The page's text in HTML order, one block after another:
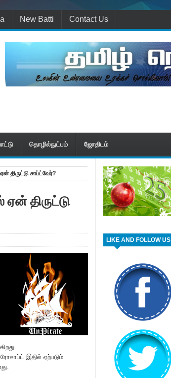
New Batti Contact Us
தொழில்நுட்பம் ஜோதிடம்
LIKE AND FOLLOW US
திருட்டு சாப்ட்வேர்?
ஏன் திருட்டு
இதில் ஏற்படும்